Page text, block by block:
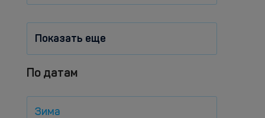
Показать еще
По датам
Зима